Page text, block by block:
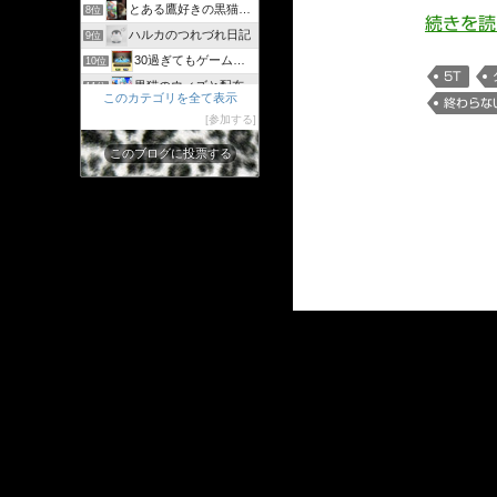
続きを
5T
終わらな
8位 とある鷹好きの黒猫のウィズログ
9位 ハルカのつれづれ日記
10位 30過ぎてもゲーム好き
11位 黒猫のウィズと配布クリスタル生活と
13位 まぬーの趣味日記【黒猫のウィズ】
14位 クイズRPG魔法使いと黒猫のウィズを遊んで知識を増やそう
このカテゴリを全て表示
参加する
このブログに投票する